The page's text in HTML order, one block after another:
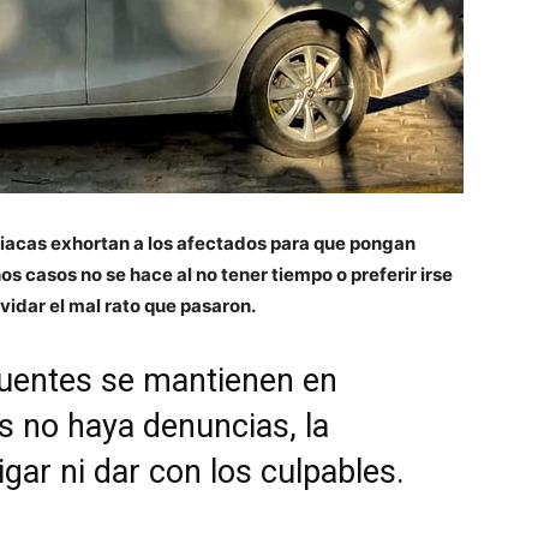
exhortan a los afectados para que pongan
casos no se hace al no tener tiempo o preferir irse
el mal rato que pasaron.
se mantienen en
no haya denuncias, la
ni dar con los culpables.